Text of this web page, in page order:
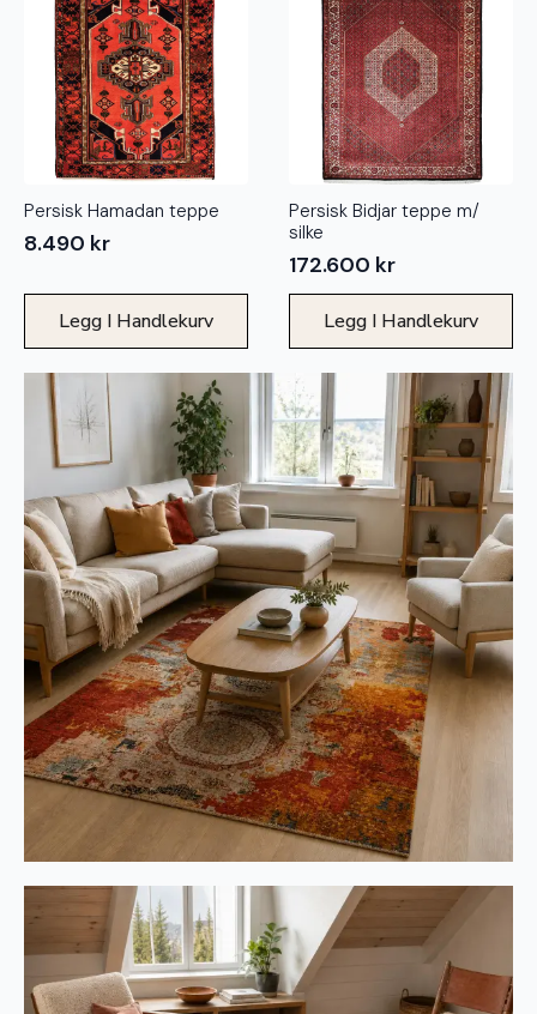
Persisk Hamadan teppe
8.490 kr
Legg I Handlekurv
Persisk Bidjar teppe m/
silke
172.600 kr
Legg I Handlekurv